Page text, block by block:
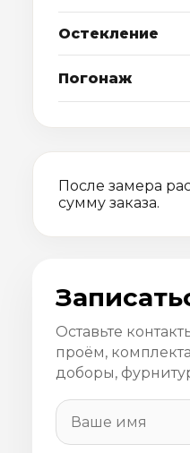
Остекление
Погонаж
После замера
сумму заказа.
Оставьте
проём,
доборы,